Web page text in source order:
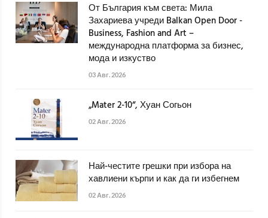
От България към света: Мила
Захариева учреди Balkan Open Door -
Business, Fashion and Art –
международна платформа за бизнес,
мода и изкуство
03 Авг. 2026
„Mater 2-10“, Хуан Согьон
02 Авг. 2026
Най-честите грешки при избора на
хавлиени кърпи и как да ги избегнем
02 Авг. 2026